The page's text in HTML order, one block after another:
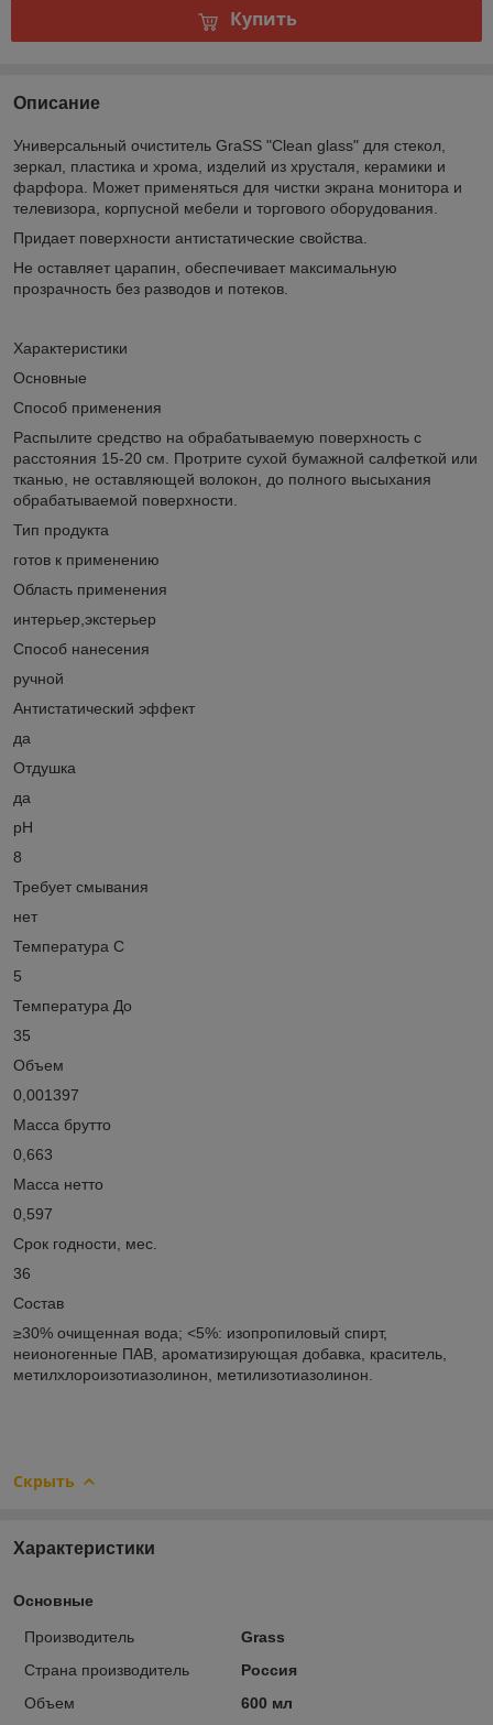
Купить
Описание
Универсальный очиститель GraSS "Clean glass" для стекол,
зеркал, пластика и хрома, изделий из хрусталя, керамики и
фарфора. Может применяться для чистки экрана монитора и
телевизора, корпусной мебели и торгового оборудования.
Придает поверхности антистатические свойства.
Не оставляет царапин, обеспечивает максимальную
прозрачность без разводов и потеков.
Характеристики
Основные
Способ применения
Распылите средство на обрабатываемую поверхность с
расстояния 15-20 см. Протрите сухой бумажной салфеткой или
тканью, не оставляющей волокон, до полного высыхания
обрабатываемой поверхности.
Тип продукта
готов к применению
Область применения
интерьер,экстерьер
Способ нанесения
ручной
Антистатический эффект
да
Отдушка
да
рН
8
Требует смывания
нет
Температура С
5
Температура До
35
Объем
0,001397
Масса брутто
0,663
Масса нетто
0,597
Срок годности, мес.
36
Состав
≥30% очищенная вода; <5%: изопропиловый спирт,
неионогенные ПАВ, ароматизирующая добавка, краситель,
метилхлороизотиазолинон, метилизотиазолинон.
Скрыть
Характеристики
Основные
Производитель
Grass
Страна производитель
Россия
Объем
600 мл